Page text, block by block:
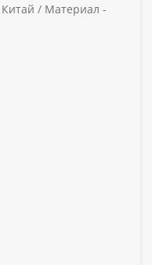
Китай / Материал -